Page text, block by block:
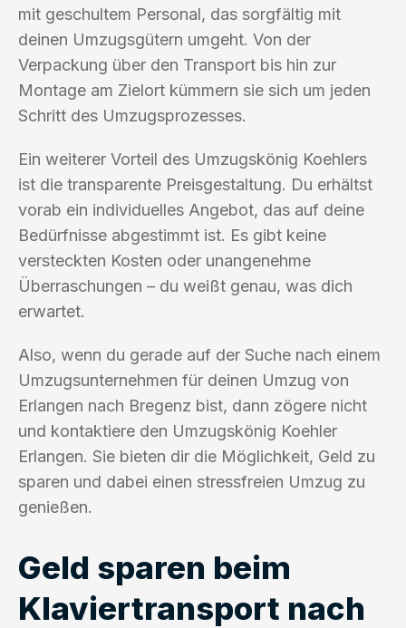
mit geschultem Personal, das sorgfältig mit
deinen Umzugsgütern umgeht. Von der
Verpackung über den Transport bis hin zur
Montage am Zielort kümmern sie sich um jeden
Schritt des Umzugsprozesses.
Ein weiterer Vorteil des Umzugskönig Koehlers
ist die transparente Preisgestaltung. Du erhältst
vorab ein individuelles Angebot, das auf deine
Bedürfnisse abgestimmt ist. Es gibt keine
versteckten Kosten oder unangenehme
Überraschungen – du weißt genau, was dich
erwartet.
Also, wenn du gerade auf der Suche nach einem
Umzugsunternehmen für deinen Umzug von
Erlangen nach Bregenz bist, dann zögere nicht
und kontaktiere den Umzugskönig Koehler
Erlangen. Sie bieten dir die Möglichkeit, Geld zu
sparen und dabei einen stressfreien Umzug zu
genießen.
Geld sparen beim
Klaviertransport nach